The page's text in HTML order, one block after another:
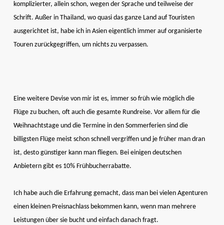
komplizierter, allein schon, wegen der Sprache und teilweise der
Schrift. Außer in Thailand, wo quasi das ganze Land auf Touristen
ausgerichtet ist, habe ich in Asien eigentlich immer auf organisierte
Touren zurückgegriffen, um nichts zu verpassen.
Eine weitere Devise von mir ist es, immer so früh wie möglich die
Flüge zu buchen, oft auch die gesamte Rundreise. Vor allem für die
Weihnachtstage und die Termine in den Sommerferien sind die
billigsten Flüge meist schon schnell vergriffen und je früher man dran
ist, desto günstiger kann man fliegen. Bei einigen deutschen
Anbietern gibt es 10% Frühbucherrabatte.
Ich habe auch die Erfahrung gemacht, dass man bei vielen Agenturen
einen kleinen Preisnachlass bekommen kann, wenn man mehrere
Leistungen über sie bucht und einfach danach fragt.